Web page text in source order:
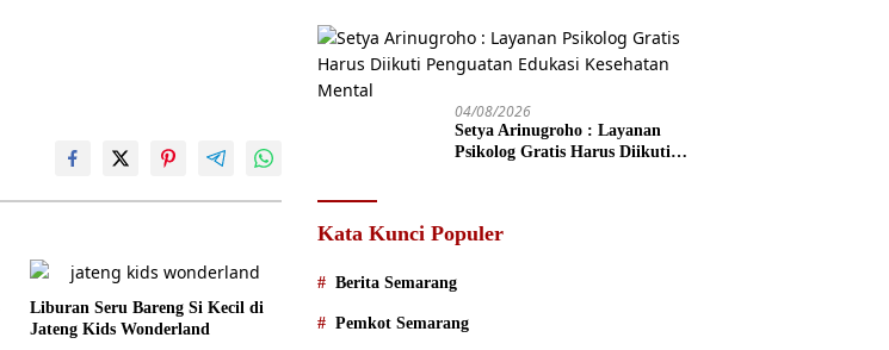
Liburan Seru Bareng Si Kecil di
Jateng Kids Wonderland
04/08/2026
Setya Arinugroho : Layanan
Psikolog Gratis Harus Diikuti
Kata Kunci Populer
Berita Semarang
Pemkot Semarang